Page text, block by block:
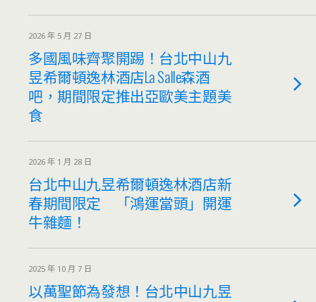
2026 年 5 月 27 日
多國風味齊聚開踢！台北中山九
昱希爾頓逸林酒店La Salle森酒
吧，期間限定推出亞歐美主題美
食
2026 年 1 月 28 日
台北中山九昱希爾頓逸林酒店新
春期間限定 「鴻運當頭」開運
牛雜麵！
2025 年 10 月 7 日
以萬聖節為發想！台北中山九昱